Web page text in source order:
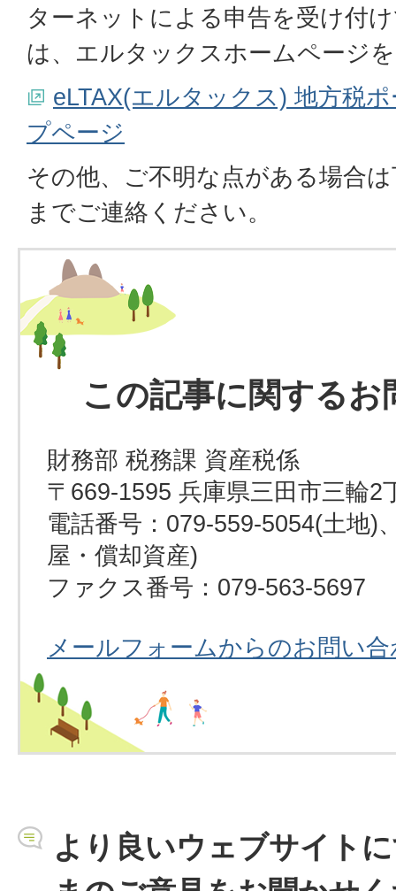
ターネットによる申告を受け付
は、エルタックスホームページ
eLTAX(エルタックス) 地方税
プページ
その他、ご不明な点がある場合
までご連絡ください。
この記事に関するお
財務部 税務課 資産税係
〒669-1595 兵庫県三田市三輪2
電話番号：079-559-5054(土地)
屋・償却資産)
ファクス番号：079-563-5697
メールフォームからのお問い
より良いウェブサイト